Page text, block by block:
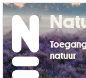
natuur